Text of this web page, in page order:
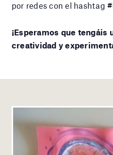
por redes con el hashtag
¡Esperamos que tengáis
creatividad y